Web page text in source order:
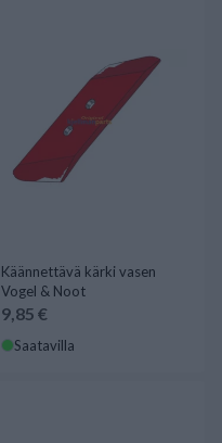
Käännettävä kärki vasen
Vogel & Noot
9,85 €
Saatavilla